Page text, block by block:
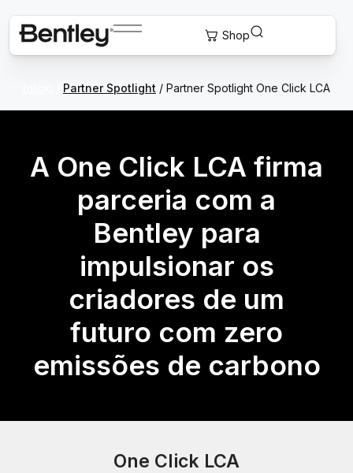
Partner Spotlight / Partner Spotlight One Click LCA
A One Click LCA firma
parceria com a
Bentley para
impulsionar os
criadores de um
futuro com zero
emissões de carbono
One Click LCA